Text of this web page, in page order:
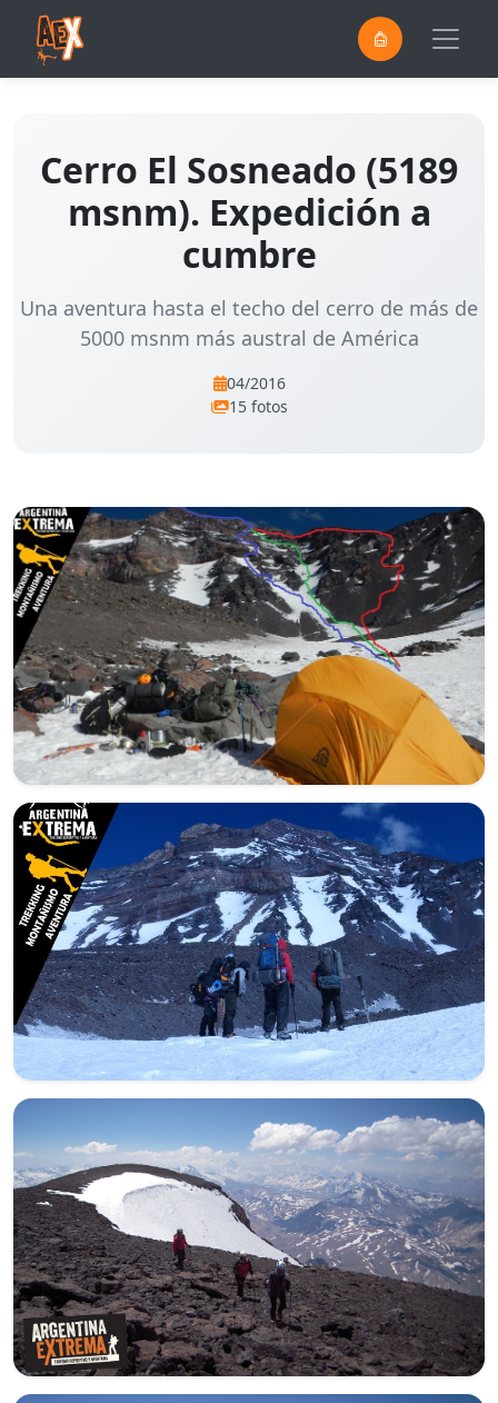
Cerro El Sosneado (5189
msnm). Expedición a
cumbre
Una aventura hasta el techo del cerro de más de
5000 msnm más austral de América
04/2016
15 fotos